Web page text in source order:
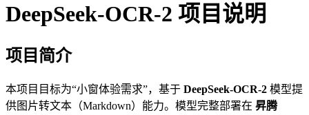
DeepSeek-OCR-2 项目说明
项目简介
本项目目标为“小窗体验需求”，基于 DeepSeek-OCR-2 模型提
供图片转文本（Markdown）能力。模型完整部署在 昇腾